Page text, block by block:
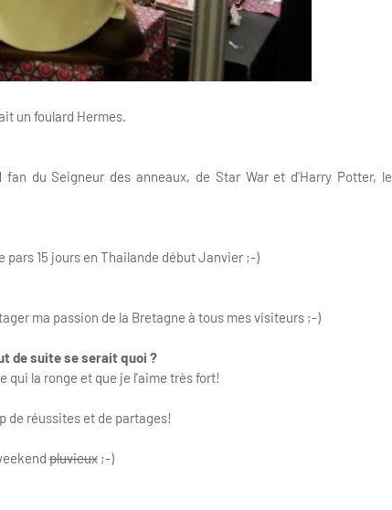
un foulard Hermes.
du Seigneur des anneaux, de Star War et d'Harry Potter, le
15 jours en Thailande début Janvier ;-)
ma passion de la Bretagne à tous mes visiteurs ;-)
de suite se serait quoi ?
qui la ronge et que je l'aime très fort!
de réussites et de partages!
pluvieux;-)